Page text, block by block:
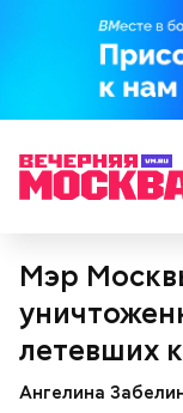
Мэр
летевших
Ангелина